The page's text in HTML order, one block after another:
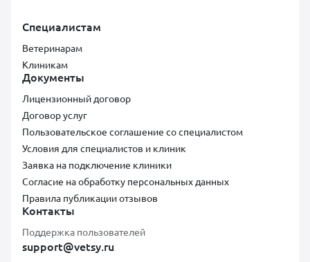
Специалистам
Ветеринарам
Клиникам
Документы
Лицензионный договор
Договор услуг
Пользовательское соглашение со специалистом
Условия для специалистов и клиник
Заявка на подключение клиники
Согласие на обработку персональных данных
Правила публикации отзывов
Контакты
Поддержка пользователей
support@vetsy.ru